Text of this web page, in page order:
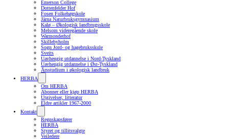
Emerson College
Dottenfelder Hof
Fosen Folkehøgskole
Järna Naturbruksgymnasium
Kalø – Økologisk landbrugsskole
Melsom videregående skole
Warmonderhof
Skillebyholm
Sogn Jord- og hagebruksskule
Sveits
Uavhengig utdannelse i Nord-Tyskland
Uavhengig utdannelse i Øst-Tyskland
Årsstudium i økologisk landbruk
HERBA
Om HERBA
Abonner eller kjøp HERBA
Utgivelser, litteratur
Eldre artikler 1967-2000
Kontakt
Regnskapsfører
HERBA
Styret og tillitsvalgte
Veiledere